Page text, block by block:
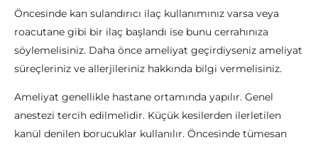
Öncesinde kan sulandırıcı ilaç kullanımınız varsa veya
roacutane gibi bir ilaç başlandı ise bunu cerrahınıza
söylemelisiniz. Daha önce ameliyat geçirdiyseniz ameliyat
süreçleriniz ve allerjileriniz hakkında bilgi vermelisiniz.
Ameliyat genellikle hastane ortamında yapılır. Genel
anestezi tercih edilmelidir. Küçük kesilerden ilerletilen
kanül denilen borucuklar kullanılır. Öncesinde tümesan